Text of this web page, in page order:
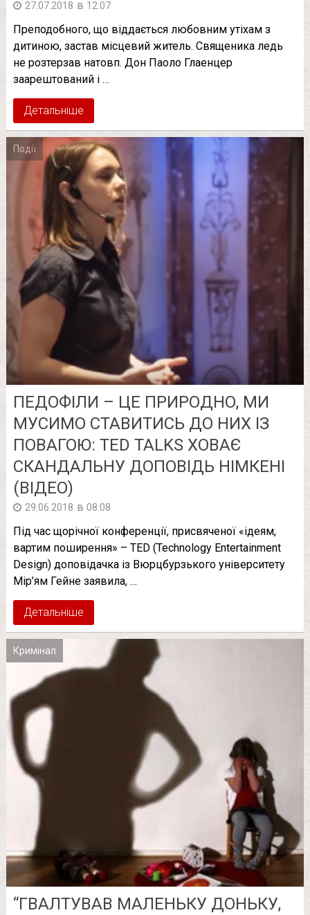
27.07.2018 в 12:07
Преподобного, що віддається любовним утіхам з
дитиною, застав місцевий житель. Священика ледь
не розтерзав натовп. Дон Паоло Глаенцер
заарештований і …
Детальніше
Події
ПЕДОФІЛИ – ЦЕ ПРИРОДНО, МИ
МУСИМО СТАВИТИСЬ ДО НИХ ІЗ
ПОВАГОЮ: TED TALKS ХОВАЄ
СКАНДАЛЬНУ ДОПОВІДЬ НІМКЕНІ
(ВІДЕО)
29.06.2018 в 08:08
Під час щорічної конференції, присвяченої «ідеям,
вартим поширення» – TED (Technology Entertainment
Design) доповідачка із Вюрцбурзького університету
Мір’ям Гейне заявила, …
Детальніше
Кримінал
“ГВАЛТУВАВ МАЛЕНЬКУ ДОНЬКУ,